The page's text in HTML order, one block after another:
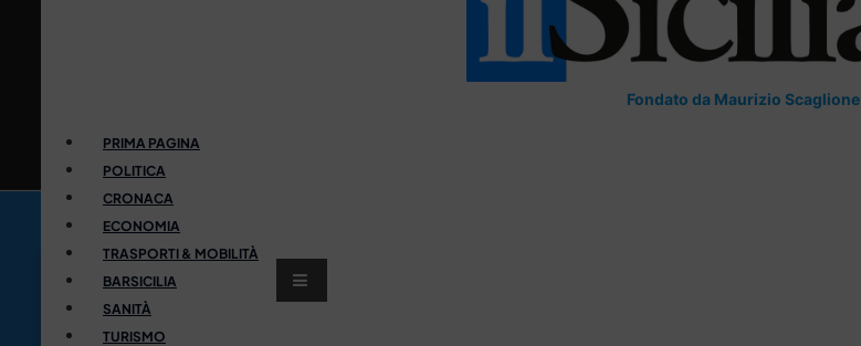
Fondato da Maurizio Scaglione
PRIMA PAGINA
POLITICA
CRONACA
ECONOMIA
TRASPORTI & MOBILITÀ
BARSICILIA
SANITÀ
TURISMO